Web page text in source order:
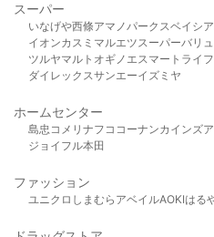
スーパー
いなげや西條アマノパークスベイシア
イオンカスミ マルエツスーパーバリ
ツルヤマルト オギノ エスマート ライフ
ダイレックスサンエーイズミヤ
ホームセンター
島忠 コメリ ナフコ コーナンカインズ
ジョイフル本田
ファッション
ユニクロ しまむら アベイルAOKIはる